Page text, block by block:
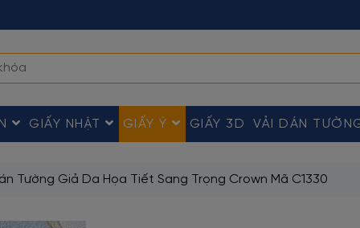
GIẤY NHẬT GIẤY Ý GIẤY 3D VẢI DÁN
Tường Giả Da Họa Tiết Sang Trọng Crown Mã C1330